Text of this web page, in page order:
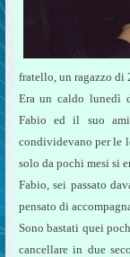
fratello, un ragazzo di
Era un caldo lunedì
Fabio ed il suo
condividevano per le
solo da pochi mesi si
Fabio, sei passato
pensato di
Sono bastati quei
cancellare in due